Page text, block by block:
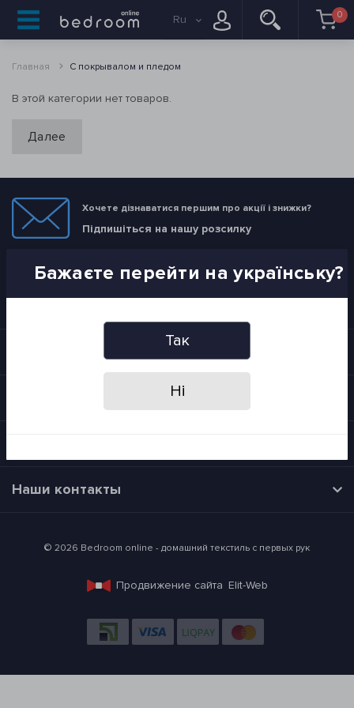
Ru 0
Главная С покрывалом и пледом
В этой категории нет товаров.
Далее
Хочете дізнаватися першим про акції і знижки?
Підпишіться на нашу розсилку
ПІДПИСАТИСЯ
Наши контакты
© 2026 Bedroom online - домашний текстиль с первых рук
Продвижение сайта Elit-Web
Бажаєте перейти на українську?
Так
Ні